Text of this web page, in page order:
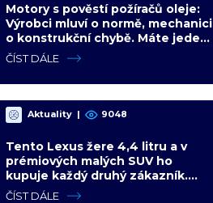
Motory s pověstí požíračů oleje:
Výrobci mluví o normě, mechanici
o konstrukční chybě. Máte jeden
z nich?
ČÍST DÁLE
Aktuality | 9048
Tento Lexus žere 4,4 litru a v
prémiových malých SUV ho
kupuje každý druhý zákazník.
Konkurence jen přihlíží
ČÍST DÁLE